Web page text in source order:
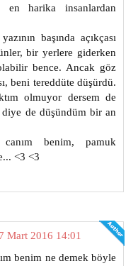
en harika insanlardan
başında açıkçası
bir yerlere giderken
bence. Ancak göz
beni tereddüte düşürdü.
olmuyor dersem de
de düşündüm bir an
benim, pamuk
<3 <3
Mart 2016 14:01
benim ne demek böyle